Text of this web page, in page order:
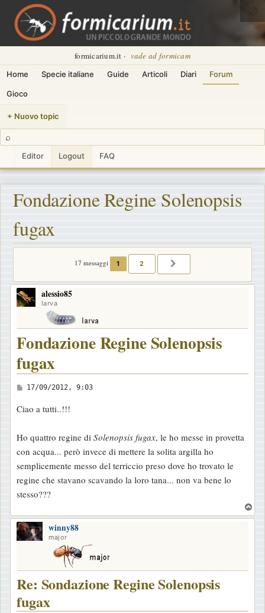
formicarium.it · vade ad formicam
Home Specie italiane Guide Articoli Diari Forum
Gioco
+ Nuovo topic
⌕
Editor Logout FAQ
🌙
Fondazione Regine Solenopsis
fugax
17 messaggi 1 2
alessio85
larva
Fondazione Regine Solenopsis
fugax
M
s
a
g
g
i
o
17/09/2012, 9:03
Ciao a tutti..!!!
Ho quattro regine di Solenopsis fugax, le ho messe in provetta
con acqua... però invece di mettere la solita argilla ho
semplicemente messo del terriccio preso dove ho trovato le
regine che stavano scavando la loro tana... non va bene lo
stesso???
o
winny88
major
Re: Sondazione Regine Solenopsis
fugax